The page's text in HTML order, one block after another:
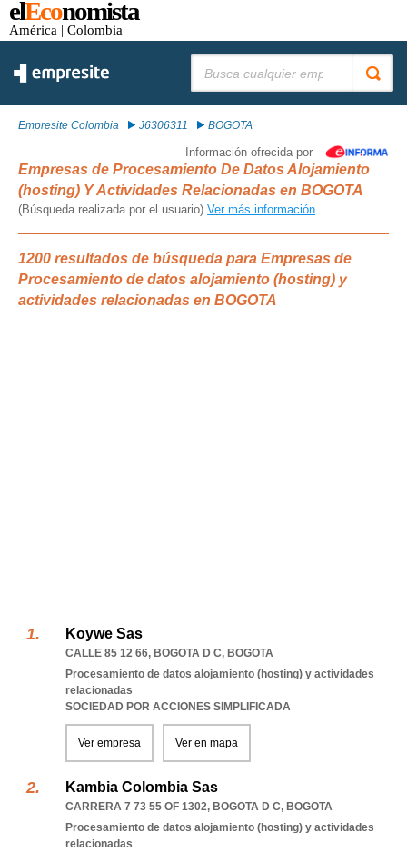
elEconomista
América | Colombia
Empresite Colombia J6306311 BOGOTA
Información ofrecida por
Empresas de Procesamiento De Datos Alojamiento
(hosting) Y Actividades Relacionadas en BOGOTA
(Búsqueda realizada por el usuario) Ver más información
1200 resultados de búsqueda para Empresas de
Procesamiento de datos alojamiento (hosting) y
actividades relacionadas en BOGOTA
Koywe Sas
CALLE 85 12 66, BOGOTA D C, BOGOTA
Procesamiento de datos alojamiento (hosting) y actividades
relacionadas
SOCIEDAD POR ACCIONES SIMPLIFICADA
Ver empresa Ver en mapa
Kambia Colombia Sas
CARRERA 7 73 55 OF 1302, BOGOTA D C, BOGOTA
Procesamiento de datos alojamiento (hosting) y actividades
relacionadas